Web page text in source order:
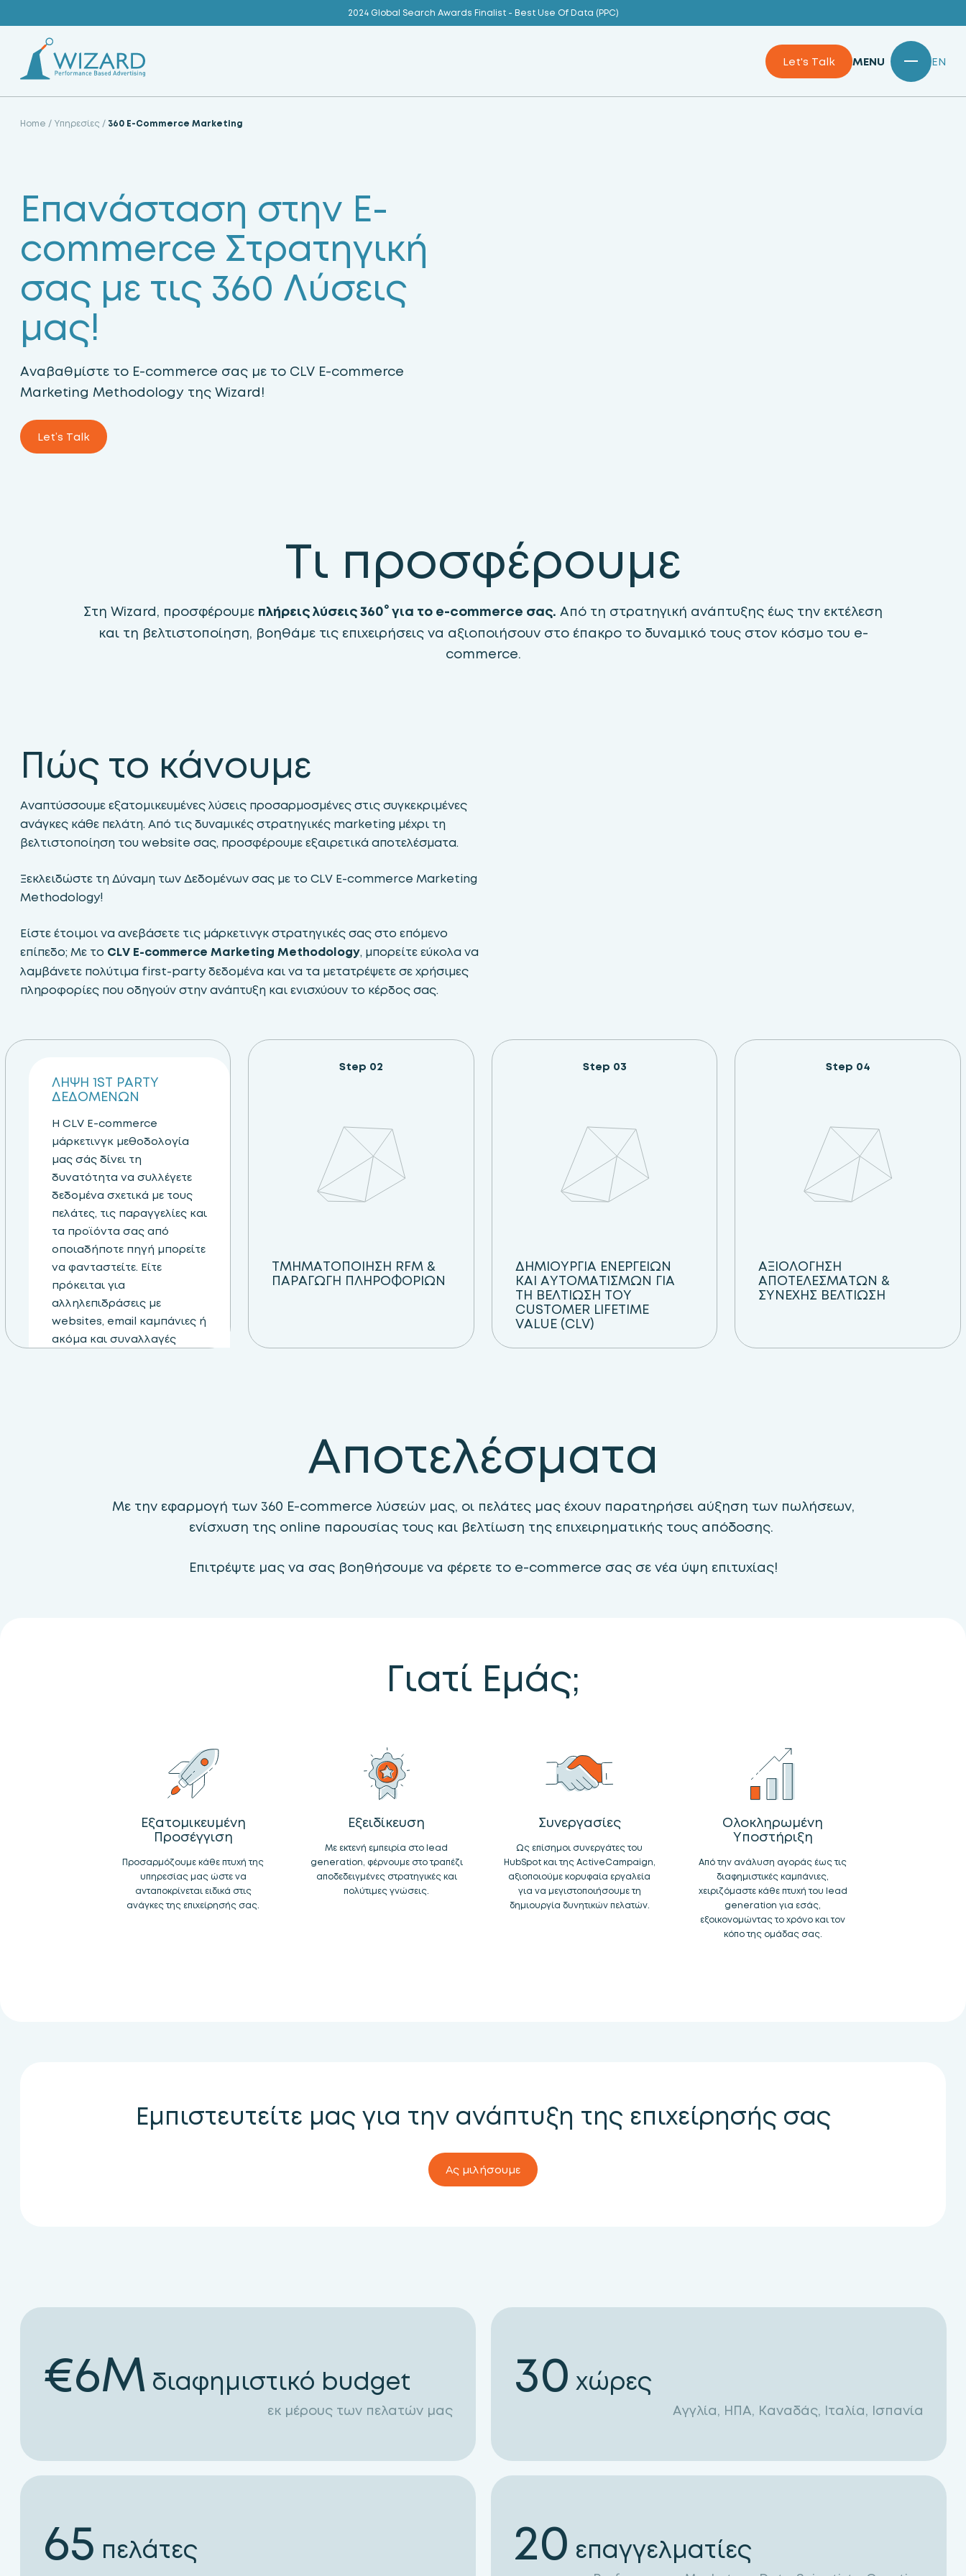
to
content
2024 Global Search Awards Finalist - Best Use Of Data (PPC)
Let's Talk MENU EN
Home / Υπηρεσίες / 360 E-Commerce Marketing
Επανάσταση στην E-
commerce Στρατηγική
σας με τις 360 Λύσεις
μας!
Αναβαθμίστε το E-commerce σας με τo CLV E-commerce
Marketing Methodology της Wizard!
Let’s Talk
Τι προσφέρουμε
Στη Wizard, προσφέρουμε πλήρεις λύσεις 360° για το e-commerce σας. Από τη στρατηγική ανάπτυξης έως την εκτέλεση
και τη βελτιστοποίηση, βοηθάμε τις επιχειρήσεις να αξιοποιήσουν στο έπακρο το δυναμικό τους στον κόσμο του e-
commerce.
Πώς το κάνουμε
Αναπτύσσουμε εξατομικευμένες λύσεις προσαρμοσμένες στις συγκεκριμένες
ανάγκες κάθε πελάτη. Από τις δυναμικές στρατηγικές marketing μέχρι τη
βελτιστοποίηση του website σας, προσφέρουμε εξαιρετικά αποτελέσματα.
Ξεκλειδώστε τη Δύναμη των Δεδομένων σας με το CLV E-commerce Marketing
Methodology!
Είστε έτοιμοι να ανεβάσετε τις μάρκετινγκ στρατηγικές σας στο επόμενο
επίπεδο; Με το CLV E-commerce Marketing Methodology, μπορείτε εύκολα να
λαμβάνετε πολύτιμα first-party δεδομένα και να τα μετατρέψετε σε χρήσιμες
πληροφορίες που οδηγούν στην ανάπτυξη και ενισχύουν το κέρδος σας.
ΛΗΨΗ 1ST PARTY
ΔΕΔΟΜΕΝΩΝ
Η CLV E-commerce
μάρκετινγκ μεθοδολογία
μας σάς δίνει τη
δυνατότητα να συλλέγετε
δεδομένα σχετικά με τους
πελάτες, τις παραγγελίες και
τα προϊόντα σας από
οποιαδήποτε πηγή μπορείτε
να φανταστείτε. Είτε
πρόκειται για
αλληλεπιδράσεις με
websites, email καμπάνιες ή
ακόμα και συναλλαγές
Step 02
ΤΜΗΜΑΤΟΠΟΙΗΣΗ RFM &
ΠΑΡΑΓΩΓΗ ΠΛΗΡΟΦΟΡΙΩΝ
Step 03
ΔΗΜΙΟΥΡΓΙΑ ΕΝΕΡΓΕΙΩΝ
ΚΑΙ ΑΥΤΟΜΑΤΙΣΜΩΝ ΓΙΑ
ΤΗ ΒΕΛΤΙΩΣΗ ΤΟΥ
CUSTOMER LIFETIME
VALUE (CLV)
Step 04
ΑΞΙΟΛΟΓΗΣΗ
ΑΠΟΤΕΛΕΣΜΑΤΩΝ &
ΣΥΝΕΧΗΣ ΒΕΛΤΙΩΣΗ
Αποτελέσματα
Με την εφαρμογή των 360 E-commerce λύσεών μας, οι πελάτες μας έχουν παρατηρήσει αύξηση των πωλήσεων,
ενίσχυση της online παρουσίας τους και βελτίωση της επιχειρηματικής τους απόδοσης.
Επιτρέψτε μας να σας βοηθήσουμε να φέρετε το e-commerce σας σε νέα ύψη επιτυχίας!
Γιατί Εμάς;
Εξατομικευμένη
Προσέγγιση
Προσαρμόζουμε κάθε πτυχή της
υπηρεσίας μας ώστε να
ανταποκρίνεται ειδικά στις
ανάγκες της επιχείρησής σας.
Εξειδίκευση
Με εκτενή εμπειρία στο lead
generation, φέρνουμε στο τραπέζι
αποδεδειγμένες στρατηγικές και
πολύτιμες γνώσεις.
Συνεργασίες
Ως επίσημοι συνεργάτες του
HubSpot και της ActiveCampaign,
αξιοποιούμε κορυφαία εργαλεία
για να μεγιστοποιήσουμε τη
δημιουργία δυνητικών πελατών.
Ολοκληρωμένη
Υποστήριξη
Από την ανάλυση αγοράς έως τις
διαφημιστικές καμπάνιες,
χειριζόμαστε κάθε πτυχή του lead
generation για εσάς,
εξοικονομώντας το χρόνο και τον
κόπο της ομάδας σας.
Εμπιστευτείτε μας για την ανάπτυξη της επιχείρησής σας
Ας μιλήσουμε
€6M διαφημιστικό budget
εκ μέρους των πελατών μας
30 χώρες
Αγγλία, ΗΠΑ, Καναδάς, Ιταλία, Ισπανία
65 πελάτες 20 επαγγελματίες